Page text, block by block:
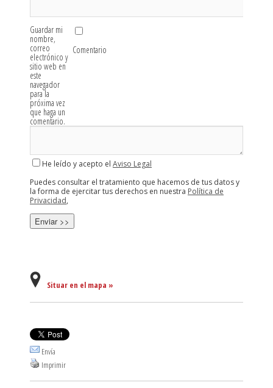
Guardar mi
nombre,
correo
electrónico y
sitio web en
este
navegador
para la
próxima vez
que haga un
comentario.
Comentario
He leído y acepto el Aviso Legal
Puedes consultar el tratamiento que hacemos de tus datos y
la forma de ejercitar tus derechos en nuestra Política de
Privacidad,
Situar en el mapa »
Envía
Imprimir